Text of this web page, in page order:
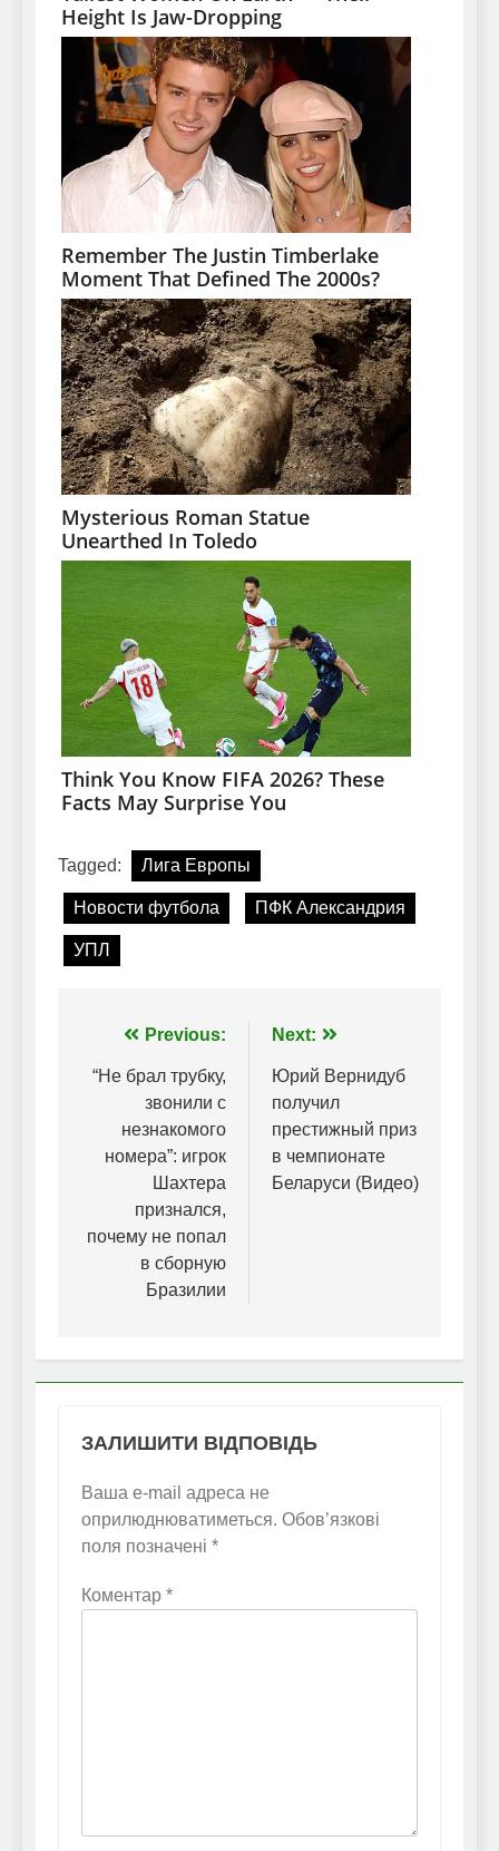
Tagged: Лига Европы
Новости футбола ПФК Александрия
УПЛ
Навігація
записів
Previous:
“Не брал трубку,
звонили с
незнакомого
номера”: игрок
Шахтера
признался,
почему не попал
в сборную
Бразилии
Next:
Юрий Вернидуб
получил
престижный приз
в чемпионате
Беларуси (Видео)
ЗАЛИШИТИ ВІДПОВІДЬ
Ваша e-mail адреса не
оприлюднюватиметься. Обов’язкові
поля позначені *
Коментар *